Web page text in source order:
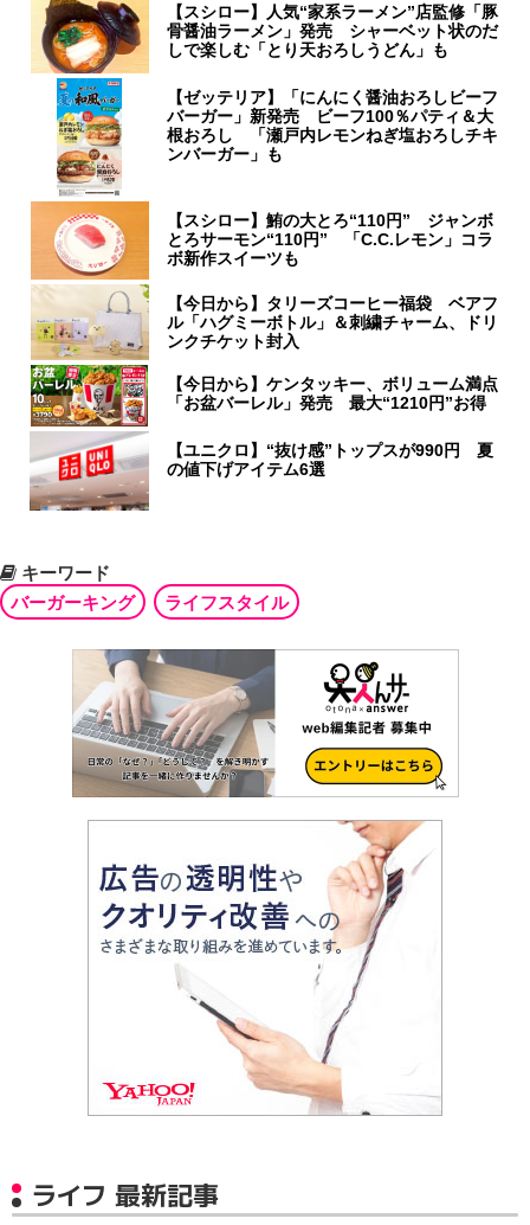
【スシロー】人気“家系ラーメン”店監修「豚
骨醤油ラーメン」発売 シャーベット状のだ
しで楽しむ「とり天おろしうどん」も
【ゼッテリア】「にんにく醤油おろしビーフ
バーガー」新発売 ビーフ100％パティ＆大
根おろし 「瀬戸内レモンねぎ塩おろしチキ
ンバーガー」も
【スシロー】鮪の大とろ“110円” ジャンボ
とろサーモン“110円” 「C.C.レモン」コラ
ボ新作スイーツも
【今日から】タリーズコーヒー福袋 ベアフ
ル「ハグミーボトル」＆刺繍チャーム、ドリ
ンクチケット封入
【今日から】ケンタッキー、ボリューム満点
「お盆バーレル」発売 最大“1210円”お得
【ユニクロ】“抜け感”トップスが990円 夏
の値下げアイテム6選
キーワード
バーガーキング
ライフスタイル
ライフ 最新記事